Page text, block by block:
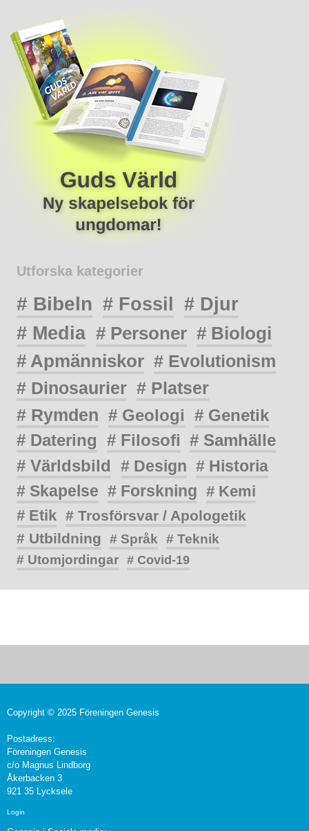
Utforska kategorier
# Bibeln # Fossil
# Djur
# Media # Personer # Biologi
# Apmänniskor # Evolutionism
# Dinosaurier # Platser
# Rymden # Geologi # Genetik
# Datering # Filosofi # Samhälle
# Världsbild
# Design # Historia
# Skapelse # Forskning # Kemi
# Etik # Trosförsvar / Apologetik
# Utbildning
# Språk
# Teknik
# Utomjordingar # Covid-19
Copyright © 2025 Föreningen Genesis
Postadress:
Föreningen Genesis
c/o Magnus Lindborg
Åkerbacken 3
921 35 Lycksele
Login